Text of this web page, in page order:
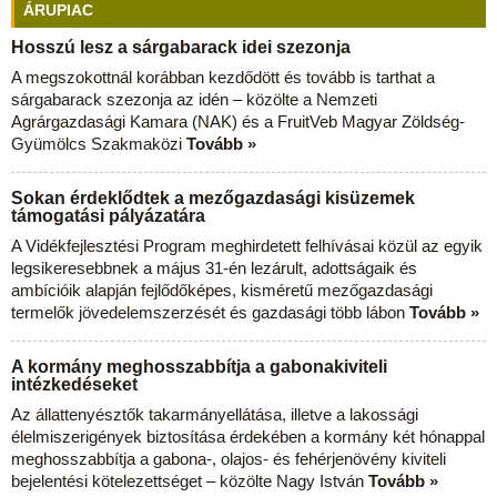
ÁRUPIAC
Hosszú lesz a sárgabarack idei szezonja
A megszokottnál korábban kezdődött és tovább is tarthat a
sárgabarack szezonja az idén – közölte a Nemzeti
Agrárgazdasági Kamara (NAK) és a FruitVeb Magyar Zöldség-
Gyümölcs Szakmaközi Tovább »
Sokan érdeklődtek a mezőgazdasági kisüzemek
támogatási pályázatára
A Vidékfejlesztési Program meghirdetett felhívásai közül az egyik
legsikeresebbnek a május 31-én lezárult, adottságaik és
ambícióik alapján fejlődőképes, kisméretű mezőgazdasági
termelők jövedelemszerzését és gazdasági több lábon Tovább »
A kormány meghosszabbítja a gabonakiviteli
intézkedéseket
Az állattenyésztők takarmányellátása, illetve a lakossági
élelmiszerigények biztosítása érdekében a kormány két hónappal
meghosszabbítja a gabona-, olajos- és fehérjenövény kiviteli
bejelentési kötelezettséget – közölte Nagy István Tovább »